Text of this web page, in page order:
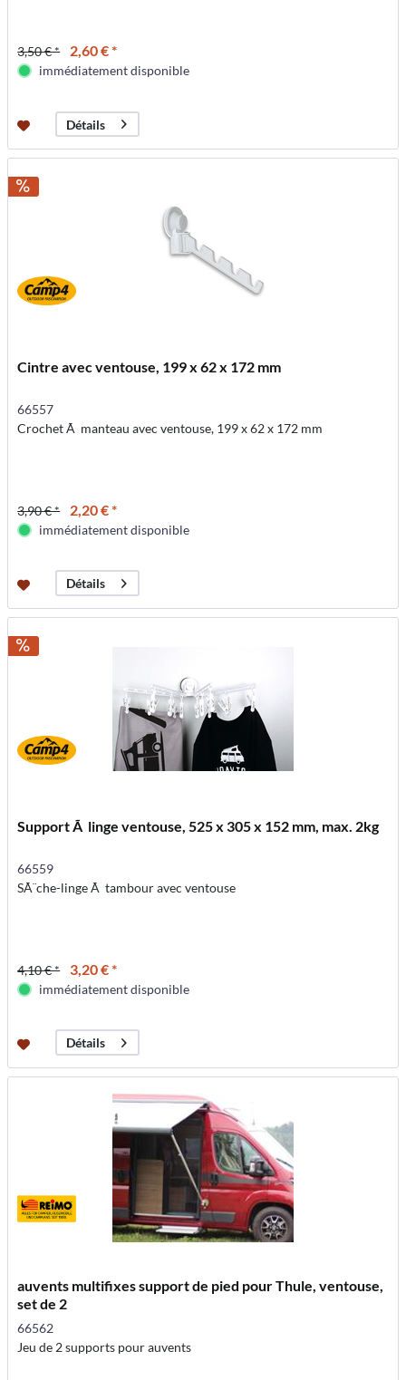
3,50 € * 2,60 € *
immédiatement disponible
Détails
Cintre avec ventouse, 199 x 62 x 172 mm
66557
Crochet Ã manteau avec ventouse, 199 x 62 x 172 mm
3,90 € * 2,20 € *
immédiatement disponible
Détails
Support Ã linge ventouse, 525 x 305 x 152 mm, max. 2kg
66559
SÃ¨che-linge Ã tambour avec ventouse
4,10 € * 3,20 € *
immédiatement disponible
Détails
auvents multifixes support de pied pour Thule, ventouse,
set de 2
66562
Jeu de 2 supports pour auvents